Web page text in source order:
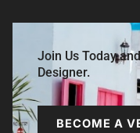
Join Us Today
Designer.
BECOME A